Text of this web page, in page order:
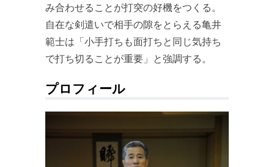
み合わせることが打突の好機をつくる。
自在な剣遣いで相手の隙をとらえる亀井
範士は「小手打ちも面打ちと同じ気持ち
で打ち切ることが重要」と強調する。
プロフィール